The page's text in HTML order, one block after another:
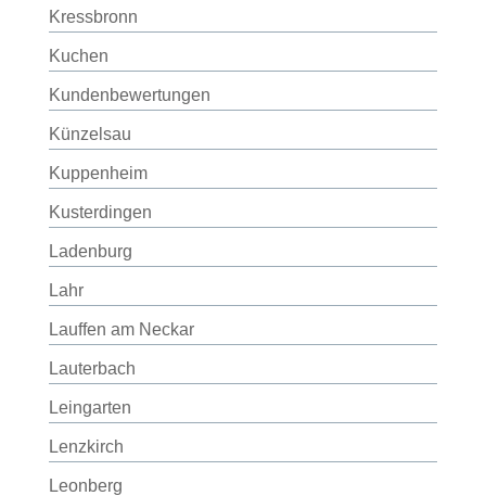
Kressbronn
Kuchen
Kundenbewertungen
Künzelsau
Kuppenheim
Kusterdingen
Ladenburg
Lahr
Lauffen am Neckar
Lauterbach
Leingarten
Lenzkirch
Leonberg